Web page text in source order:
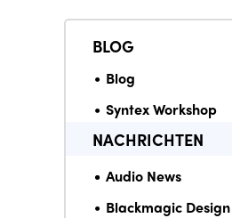
BLOG
Blog
Syntex Workshop
NACHRICHTEN
Audio News
Blackmagic Design